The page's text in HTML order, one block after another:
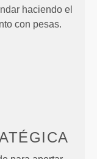
haciendo el
con pesas.